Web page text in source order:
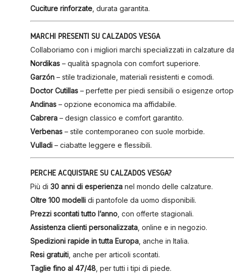
Cuciture rinforzate, durata garantita.
MARCHI PRESENTI SU CALZADOS VESGA
Collaboriamo con i migliori marchi specializzati in calzature
Nordikas – qualità spagnola con comfort superiore.
Garzón – stile tradizionale, materiali resistenti e comodi.
Doctor Cutillas – perfette per piedi sensibili o esigenze
Andinas – opzione economica ma affidabile.
Cabrera – design classico e comfort garantito.
Verbenas – stile contemporaneo con suole morbide.
Vulladi – ciabatte leggere e flessibili.
PERCHÉ ACQUISTARE SU CALZADOS VESGA?
Più di 30 anni di esperienza nel mondo delle calzature.
Oltre 100 modelli di pantofole da uomo disponibili.
Prezzi scontati tutto l’anno, con offerte stagionali.
Assistenza clienti personalizzata, online e in negozio.
Spedizioni rapide in tutta Europa, anche in Italia.
Resi gratuiti, anche per articoli scontati.
Taglie fino al 47/48, per tutti i tipi di piede.